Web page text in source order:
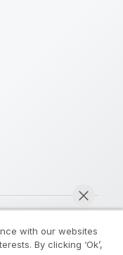
with our websites
By clicking ‘Ok’,